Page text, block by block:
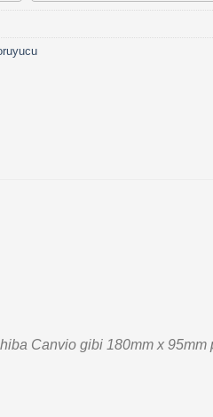
Canvio gibi 180mm x 95mm